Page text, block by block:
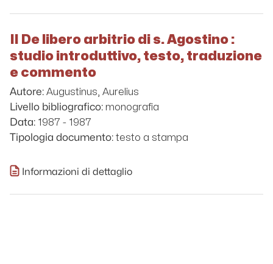
Il De libero arbitrio di s. Agostino :
studio introduttivo, testo, traduzione
e commento
Autore: Augustinus, Aurelius
Livello bibliografico: monografia
Data: 1987 - 1987
Tipologia documento: testo a stampa
Informazioni di dettaglio